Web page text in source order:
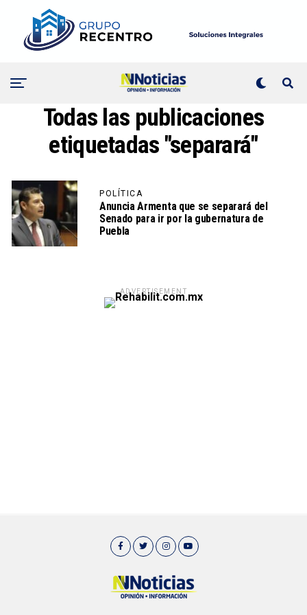
Todas las publicaciones
etiquetadas "separará"
POLÍTICA
Anuncia Armenta que se separará del
Senado para ir por la gubernatura de
Puebla
ADVERTISEMENT